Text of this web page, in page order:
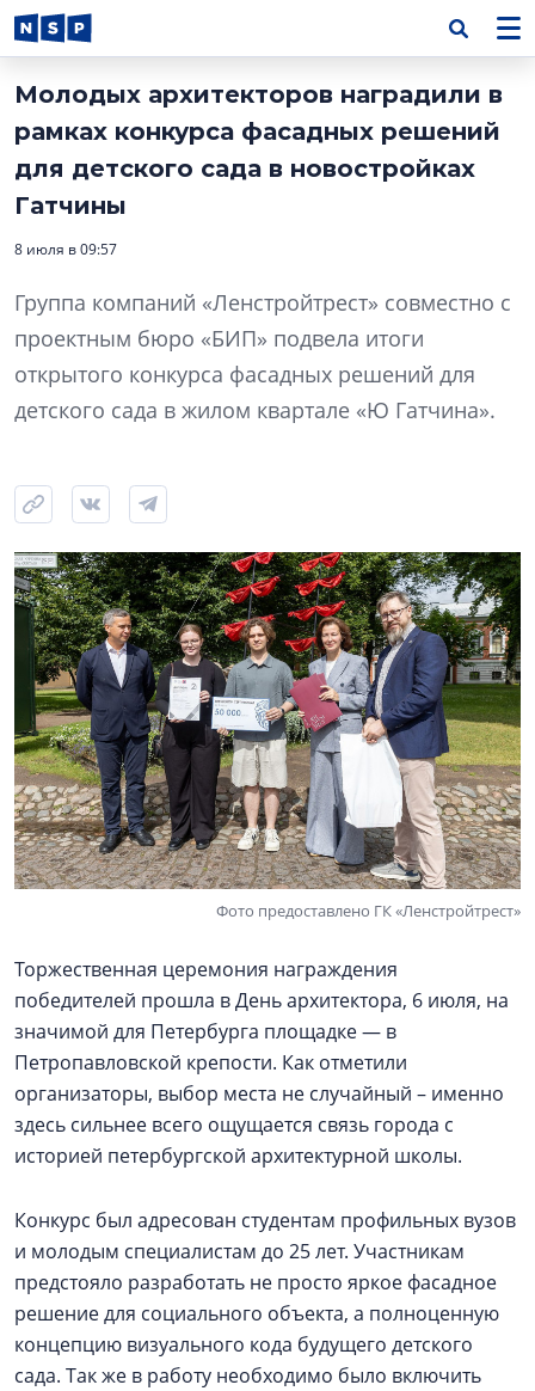
Молодых архитекторов наградили в
рамках конкурса фасадных решений
для детского сада в новостройках
Гатчины
8 июля в 09:57
Группа компаний «Ленстройтрест» совместно с
проектным бюро «БИП» подвела итоги
открытого конкурса фасадных решений для
детского сада в жилом квартале «Ю Гатчина».
Фото предоставлено ГК «Ленстройтрест»
Торжественная церемония награждения
победителей прошла в День архитектора, 6 июля, на
значимой для Петербурга площадке — в
Петропавловской крепости. Как отметили
организаторы, выбор места не случайный – именно
здесь сильнее всего ощущается связь города с
историей петербургской архитектурной школы.
Конкурс был адресован студентам профильных вузов
и молодым специалистам до 25 лет. Участникам
предстояло разработать не просто яркое фасадное
решение для социального объекта, а полноценную
концепцию визуального кода будущего детского
сада. Так же в работу необходимо было включить